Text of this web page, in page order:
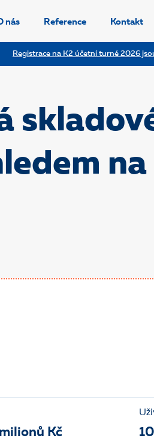
Registrace na K2 účetní turné 2026
nás Reference Kontakt
na
Kč 10